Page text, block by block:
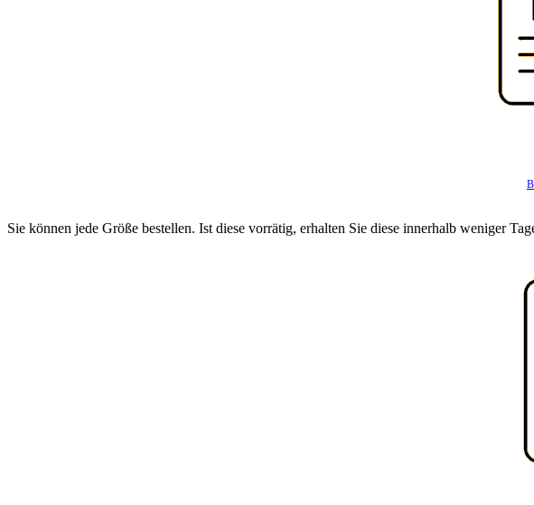
Sie können jede Größe bestellen. Ist diese vorrätig, erhalten Sie diese innerhalb weniger